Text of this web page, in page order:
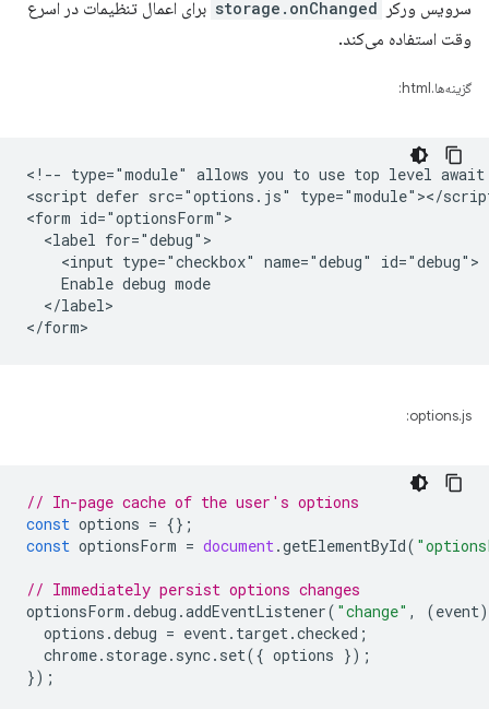
سرویس ورکر storage.onChanged برای اعمال تنظیمات در اسرع
وقت استفاده می‌کند.
گزینه‌ها.html:
<!-- type="module" allows you to use top level
<script defer src="options.js" type="module"></
<form id="optionsForm">
  <label for="debug">
    <input type="checkbox" name="debug" id="debug">
    Enable debug mode
  </label>
options.js:
// In-page cache of the user's options
const options = {};
const optionsForm = document.getElementById(
// Immediately persist options changes
optionsForm .debug .addEventListener( "change" , (event)
options .debug = event. target.checked ;
chrome. storage. sync. set({ options });
});